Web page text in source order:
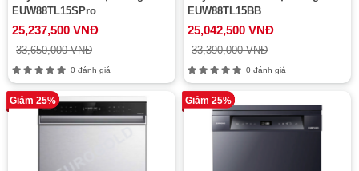
EUW88TL15SPro
25,237,500 VNĐ
33,650,000 VNĐ
0 đánh giá
EUW88TL15BB
25,042,500 VNĐ
33,390,000 VNĐ
0 đánh giá
Giảm 25% Giảm 25%